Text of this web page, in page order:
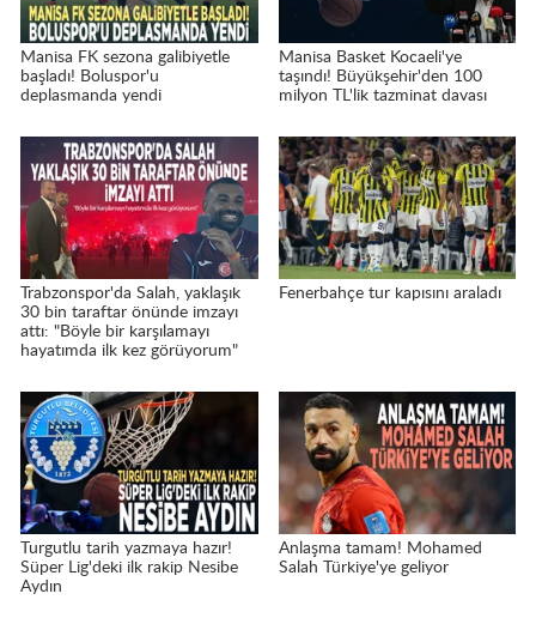
Manisa FK sezona galibiyetle
başladı! Boluspor'u
deplasmanda yendi
Manisa Basket Kocaeli'ye
taşındı! Büyükşehir'den 100
milyon TL'lik tazminat davası
Trabzonspor'da Salah, yaklaşık
30 bin taraftar önünde imzayı
attı: "Böyle bir karşılamayı
hayatımda ilk kez görüyorum"
Fenerbahçe tur kapısını araladı
Turgutlu tarih yazmaya hazır!
Süper Lig'deki ilk rakip Nesibe
Aydın
Anlaşma tamam! Mohamed
Salah Türkiye'ye geliyor